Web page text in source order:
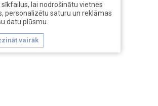
lai nodrošinātu vietnes
personalizētu saturu un reklāmas
datu plūsmu.
vairāk